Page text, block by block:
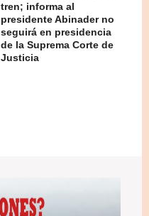
tren; informa al
presidente Abinader no
seguirá en presidencia
de la Suprema Corte de
Justicia